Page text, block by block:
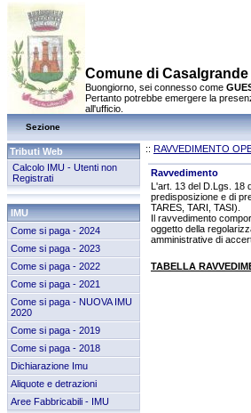
Comune di Casalgrande
Buongiorno, sei connesso come
Pertanto potrebbe emergere la
all'ufficio.
Sezione
Tributi Web
Calcolo IMU - Utenti non
Registrati
IMU
Come si paga - 2024
Come si paga - 2023
Come si paga - 2022
Come si paga - 2021
Come si paga - NUOVA IMU
2020
Come si paga - 2019
Come si paga - 2018
Dichiarazione Imu
Aliquote e detrazioni
Aree Fabbricabili - IMU
:: RAVVEDIMENTO
Ravvedimento
L'art. 13 del D.Lgs. 18
predisposizione e di
TARES, TARI, TASI).
Il ravvedimento
oggetto della
amministrative di
TABELLA